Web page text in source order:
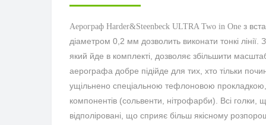
Аерограф Harder&Steenbeck ULTRA Two in One з
діаметром 0,2 мм дозволить виконати тонкі
який йде в комплекті, дозволяє збільшити
аерографа добре підійде для тих, хто тільки
ущільнено спеціальною тефлоновою прокладкою,
компонентів (сольвенти, нітрофарби). Всі
відполіровані, що сприяє більш якісному